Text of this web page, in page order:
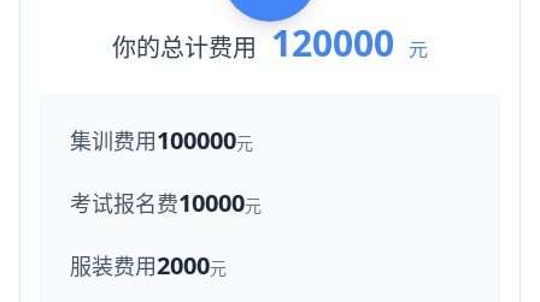
你的总计费用 120000 元
集训费用100000元
考试报名费10000元
服装费用2000元